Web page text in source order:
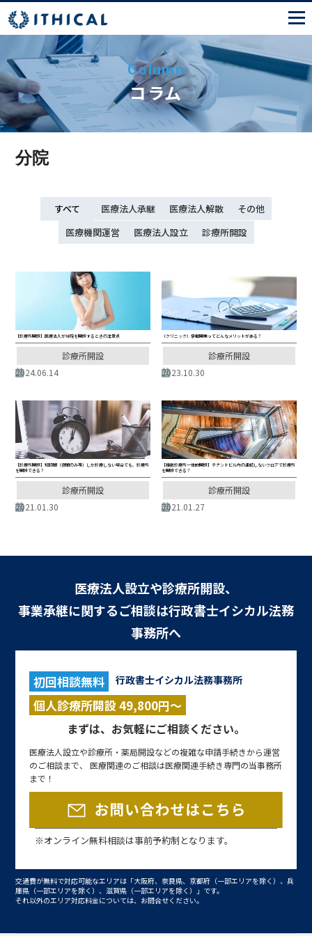
Column
コラム
分院
すべて 医療法人承継 医療法人解散
その他
医療機関運営
医療法人設立 診療所開設
【診療所開設】医療法人が分院を開設するときの注意点
診療所開設
2024.06.14
（クリニック）承継開業ってどんなメリットがある？
診療所開設
2023.10.30
【診療所開設】短時間（夜間のみ等）しか診療しない場合でも、診療所
を開設できる？
診療所開設
2021.01.30
【複数診療所一体的開設】テナントビル内の連続しないフロアで診療所
を開設できる？
診療所開設
2021.01.27
医療法人設立や診療所開設、
事業承継に関するご相談は行政書士イシカル法務
事務所へ
初回相談無料 行政書士イシカル法務事務所
個人診療所開設 49,800円～
まずは、お気軽にご相談ください。
医療法人設立や診療所・薬局開設などの複雑な申請手続きから運営
のご相談まで、 医療関連のご相談は医療関連手続き専門の当事務所
まで！
※オンライン無料相談は事前予約制となります。
交通費が無料で対応可能なエリアは「大阪府、奈良県、京都府（一部エリアを除く）、兵
庫県（一部エリアを除く）、滋賀県（一部エリアを除く）」です。
それ以外のエリア対応料金については、お問合せください。